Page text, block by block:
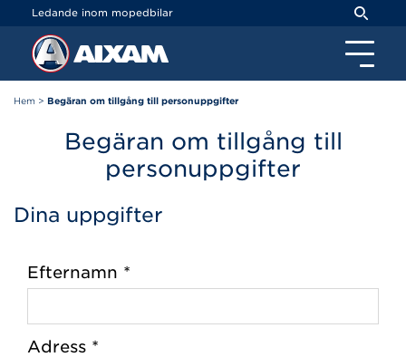
Ledande inom mopedbilar
Hem > Begäran om tillgång till personuppgifter
Begäran om tillgång till
personuppgifter
Dina uppgifter
Efternamn *
Adress *
Cookie- hanteringspanel